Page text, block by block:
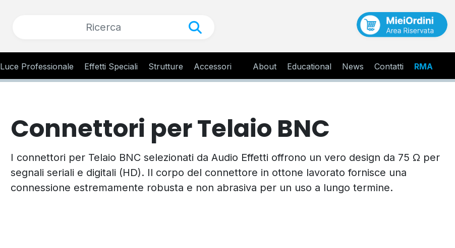
Luce Professionale Effetti Speciali Strutture Accessori About Educational News Contatti RMA
Connettori per Telaio BNC
I connettori per Telaio BNC selezionati da Audio Effetti offrono un vero design da 75 Ω per
segnali seriali e digitali (HD). Il corpo del connettore in ottone lavorato fornisce una
connessione estremamente robusta e non abrasiva per un uso a lungo termine.